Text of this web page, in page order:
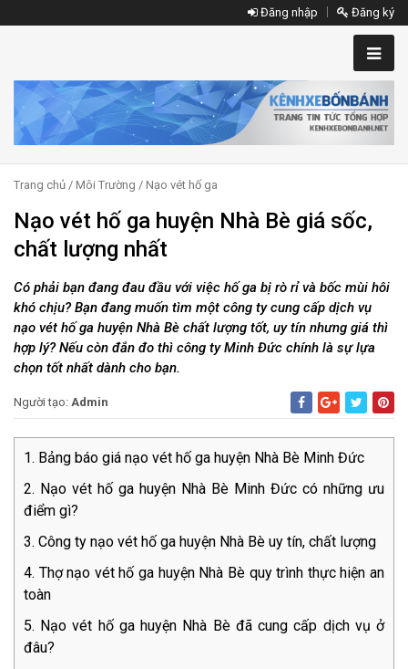
Đăng nhập Đăng ký
Trang chủ / Môi Trường / Nạo vét hố ga
Nạo vét hố ga huyện Nhà Bè giá sốc,
chất lượng nhất
Có phải bạn đang đau đầu với việc hố ga bị rò rỉ và bốc mùi hôi
khó chịu? Bạn đang muốn tìm một công ty cung cấp dịch vụ
nạo vét hố ga huyện Nhà Bè chất lượng tốt, uy tín nhưng giá thì
hợp lý? Nếu còn đắn đo thì công ty Minh Đức chính là sự lựa
chọn tốt nhất dành cho bạn.
Người tạo: Admin
Bảng báo giá nạo vét hố ga huyện Nhà Bè Minh Đức
Nạo vét hố ga huyện Nhà Bè Minh Đức có những ưu
điểm gì?
Công ty nạo vét hố ga huyện Nhà Bè uy tín, chất lượng
Thợ nạo vét hố ga huyện Nhà Bè quy trình thực hiện an
toàn
Nạo vét hố ga huyện Nhà Bè đã cung cấp dịch vụ ở
đâu?